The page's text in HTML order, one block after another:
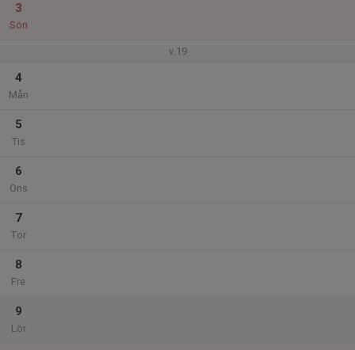
3
Sön
v.19
4
Mån
5
Tis
6
Ons
7
Tor
8
Fre
9
Lör